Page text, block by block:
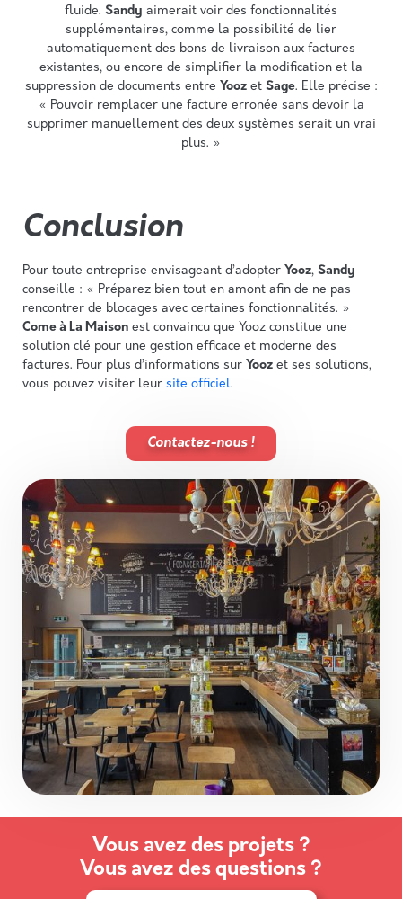
fluide. Sandy aimerait voir des fonctionnalités
supplémentaires, comme la possibilité de lier
automatiquement des bons de livraison aux factures
existantes, ou encore de simplifier la modification et la
suppression de documents entre Yoozet Sage. Elle précise :
« Pouvoir remplacer une facture erronée sans devoir la
supprimer manuellement des deux systèmes serait un vrai
plus. »
Conclusion​
Pour toute entreprise envisageant d’adopter Yooz, Sandy
conseille : « Préparez bien tout en amont afin de ne pas
rencontrer de blocages avec certaines fonctionnalités. »
Come à La Maison est convaincu que Yooz constitue une
solution clé pour une gestion efficace et moderne des
factures. Pour plus d’informations sur Yooz et ses solutions,
vous pouvez visiter leur site officiel.
Contactez-nous !
Vous avez des projets ?
Vous avez des questions ?